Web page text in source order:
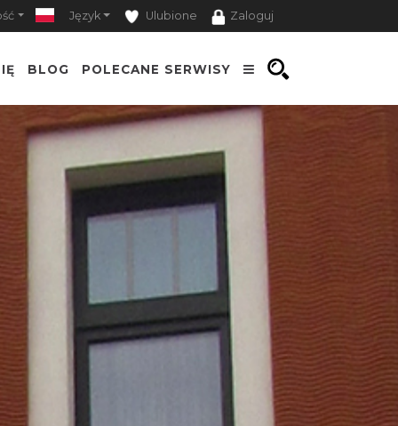
Język Ulubione Zaloguj
BLOG POLECANE SERWISY